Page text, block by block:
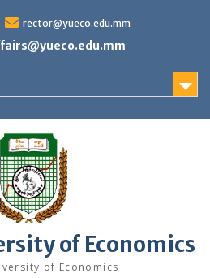
rector@yueco.edu.mm
of Economics
of Economics